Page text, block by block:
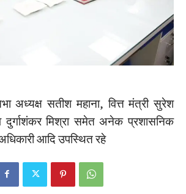
अध्यक्ष सतीश महाना, वित्त मंत्री सुरेश
मिश्रा समेत अनेक प्रशासनिक
आदि उपस्थित रहे